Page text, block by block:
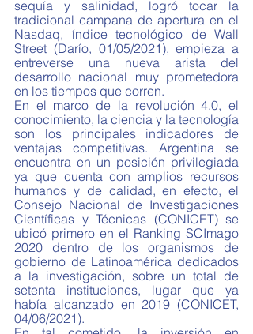
sequía y salinidad, logró tocar la
tradicional campana de apertura en el
Nasdaq, índice tecnológico de Wall
Street (Darío, 01/05/2021), empieza a
entreverse una nueva arista del
desarrollo nacional muy prometedora
en los tiempos que corren.
En el marco de la revolución 4.0, el
conocimiento, la ciencia y la tecnología
son los principales indicadores de
ventajas competitivas. Argentina se
encuentra en un posición privilegiada
ya que cuenta con amplios recursos
humanos y de calidad, en efecto, el
Consejo Nacional de Investigaciones
Científicas y Técnicas (CONICET) se
ubicó primero en el Ranking SCImago
2020 dentro de los organismos de
gobierno de Latinoamérica dedicados
a la investigación, sobre un total de
setenta instituciones, lugar que ya
había alcanzado en 2019 (CONICET,
04/06/2021).